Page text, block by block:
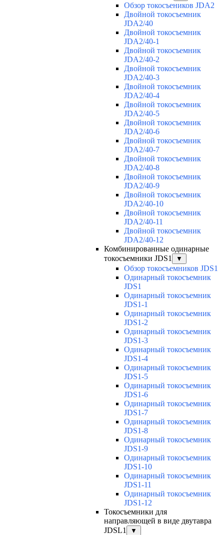
Обзор токосъеников JDA2
Двойной токосъемник
JDA2/40
Двойной токосъемник
JDA2/40-1
Двойной токосъемник
JDA2/40-2
Двойной токосъемник
JDA2/40-3
Двойной токосъемник
JDA2/40-4
Двойной токосъемник
JDA2/40-5
Двойной токосъемник
JDA2/40-6
Двойной токосъемник
JDA2/40-7
Двойной токосъемник
JDA2/40-8
Двойной токосъемник
JDA2/40-9
Двойной токосъемник
JDA2/40-10
Двойной токосъемник
JDA2/40-11
Двойной токосъемник
JDA2/40-12
Комбинированные одинарные
токосъемники JDS1
▼
Обзор токосъемников JDS1
Одинарный токосъемник
JDS1
Одинарный токосъемник
JDS1-1
Одинарный токосъемник
JDS1-2
Одинарный токосъемник
JDS1-3
Одинарный токосъемник
JDS1-4
Одинарный токосъемник
JDS1-5
Одинарный токосъемник
JDS1-6
Одинарный токосъемник
JDS1-7
Одинарный токосъемник
JDS1-8
Одинарный токосъемник
JDS1-9
Одинарный токосъемник
JDS1-10
Одинарный токосъемник
JDS1-11
Одинарный токосъемник
JDS1-12
Токосъемники для
направляющей в виде двутавра
JDSL1
▼